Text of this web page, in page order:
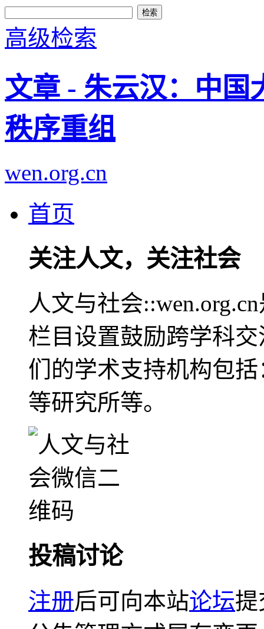
高级检索
文章 - 朱云汉：中国
秩序重组
wen.org.cn
首页
关注人文，关注社会
人文与社会
栏目设置鼓励跨学科
们的学术支持机构包
等研究所等。
投稿讨论
注册后可向本站论坛提